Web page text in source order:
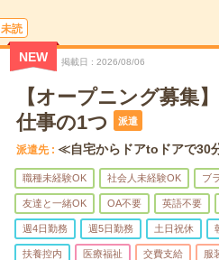
未読
NEW 掲載日 2026/08/06
【オープニング募集
仕事の1つ
派遣
派遣先 ≪自宅からドアtoドアで30
職種未経験OK 社会人未経験OK ブ
友達と一緒OK OA不要 英語不要
週4日勤務 週5日勤務 土日祝休
扶養控内 医療福祉 交費支給 服